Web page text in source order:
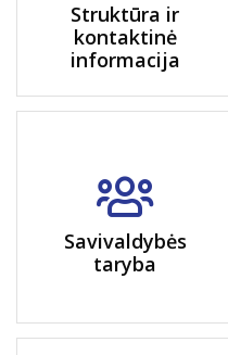
Struktūra ir
kontaktinė
informacija
Savivaldybės
taryba